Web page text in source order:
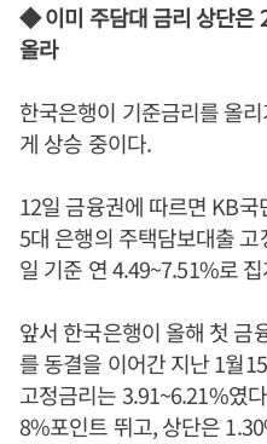
◆ 이미 주담대 금리 상단은
올라
한국은행이 기준금리를 올
게 상승 중이다.
12일 금융권에 따르면 KB국
5대 은행의 주택담보대출 고
일 기준 연 4.49~7.51%로
앞서 한국은행이 올해 첫 금
를 동결을 이어간 지난 1월
고정금리는 3.91~6.21%였
8%포인트 뛰고, 상단은